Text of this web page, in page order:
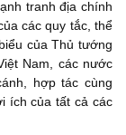
tranh địa chính
các quy tắc, thể
của Thủ tướng
Nam, các nước
hợp tác cùng
ích của tất cả các